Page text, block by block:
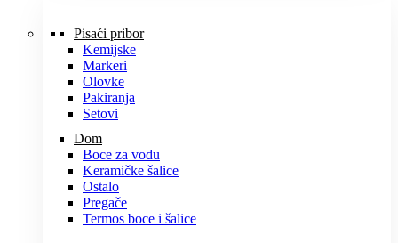
Pisaći pribor
Kemijske
Markeri
Olovke
Pakiranja
Setovi
Dom
Boce za vodu
Keramičke šalice
Ostalo
Pregače
Termos boce i šalice